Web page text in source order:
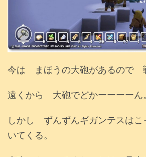
今は まほうの大砲があるので
遠くから 大砲でどかーーーーん
しかし ずんずんギガンテスはこ
いてくる。